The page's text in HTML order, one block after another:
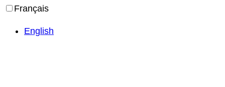
Français
English